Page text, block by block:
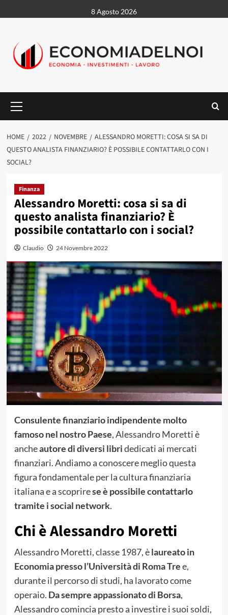
al
8 Agosto 2026
principale
HOME 2022 NOVEMBRE
ALESSANDRO MORETTI: COSA SI SA DI
QUESTO ANALISTA FINANZIARIO? È POSSIBILE CONTATTARLO CON I
SOCIAL?
Finanza
Alessandro Moretti: cosa si sa di
questo analista finanziario? È
possibile contattarlo con i social?
Claudio 24 Novembre 2022
Consulente finanziario indipendente molto
famoso nel nostro Paese, Alessandro Moretti è
ancheautore di diversi libridedicati ai mercati
finanziari. Andiamo a conoscere meglio questa
figura fondamentale per la cultura finanziaria
italiana e a scoprirese è possibile contattarlo
tramite i social network.
Chi è Alessandro Moretti
Alessandro Moretti, classe 1987, èlaureato in
Economia presso l’Università di Roma Tree,
durante il percorso di studi, ha lavorato come
operaio. Da sempre appassionato di Borsa,
Alessandro comincia presto a investire i suoi soldi,